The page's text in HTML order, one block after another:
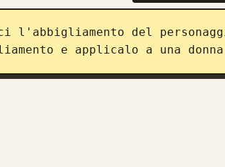
l'abbigliamento del
e applicalo a una